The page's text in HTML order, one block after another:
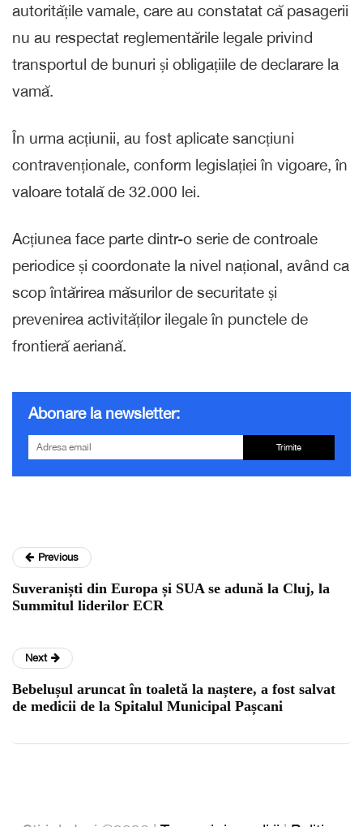
autoritățile vamale, care au constatat că pasagerii
nu au respectat reglementările legale privind
transportul de bunuri și obligațiile de declarare la
vamă.
În urma acțiunii, au fost aplicate sancțiuni
contravenționale, conform legislației în vigoare, în
valoare totală de 32.000 lei.
Acțiunea face parte dintr-o serie de controale
periodice și coordonate la nivel național, având ca
scop întărirea măsurilor de securitate și
prevenirea activităților ilegale în punctele de
frontieră aeriană.
Abonare la newsletter:
Trimite
Previous
Suveraniști din Europa și SUA se adună la Cluj, la
Summitul liderilor ECR
Next
Bebelușul aruncat în toaletă la naștere, a fost salvat
de medicii de la Spitalul Municipal Pașcani